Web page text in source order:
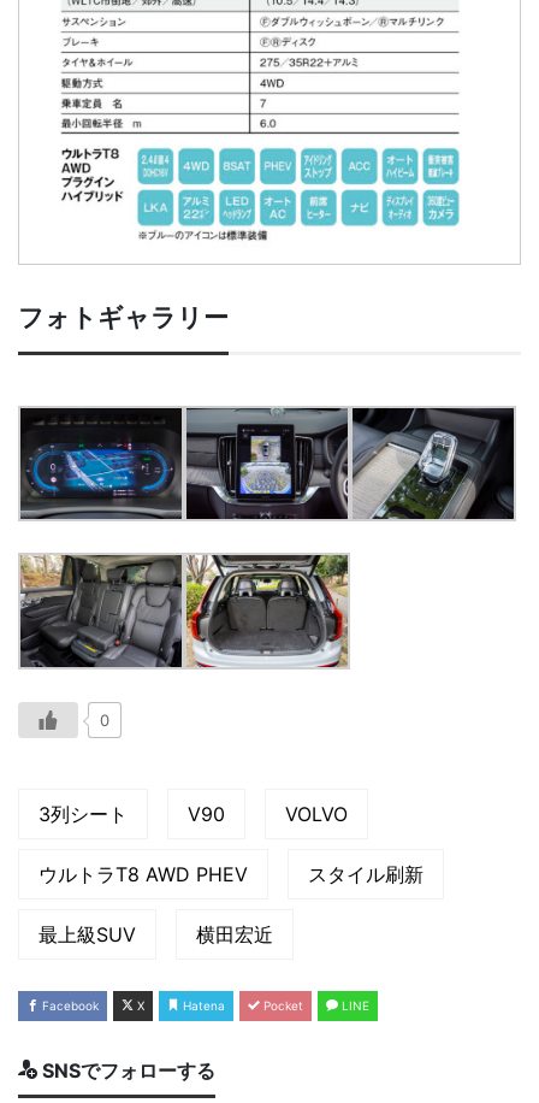
フォトギャラリー
0
3列シート V90 VOLVO
ウルトラT8 AWD PHEV スタイル刷新
最上級SUV 横田宏近
Facebook X Hatena Pocket LINE
SNSでフォローする